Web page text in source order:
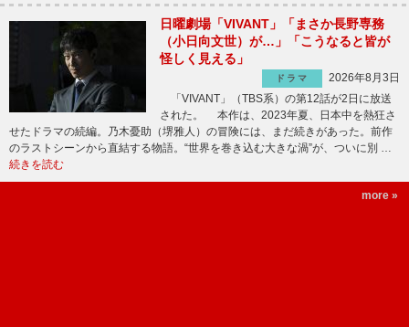
日曜劇場「VIVANT」「まさか長野専務
（小日向文世）が…」「こうなると皆が
怪しく見える」
ドラマ
2026年8月3日
「VIVANT」（TBS系）の第12話が2日に放送
された。 本作は、2023年夏、日本中を熱狂さ
せたドラマの続編。乃木憂助（堺雅人）の冒険には、まだ続きがあった。前作
のラストシーンから直結する物語。“世界を巻き込む大きな渦”が、ついに別 …
続きを読む
more »